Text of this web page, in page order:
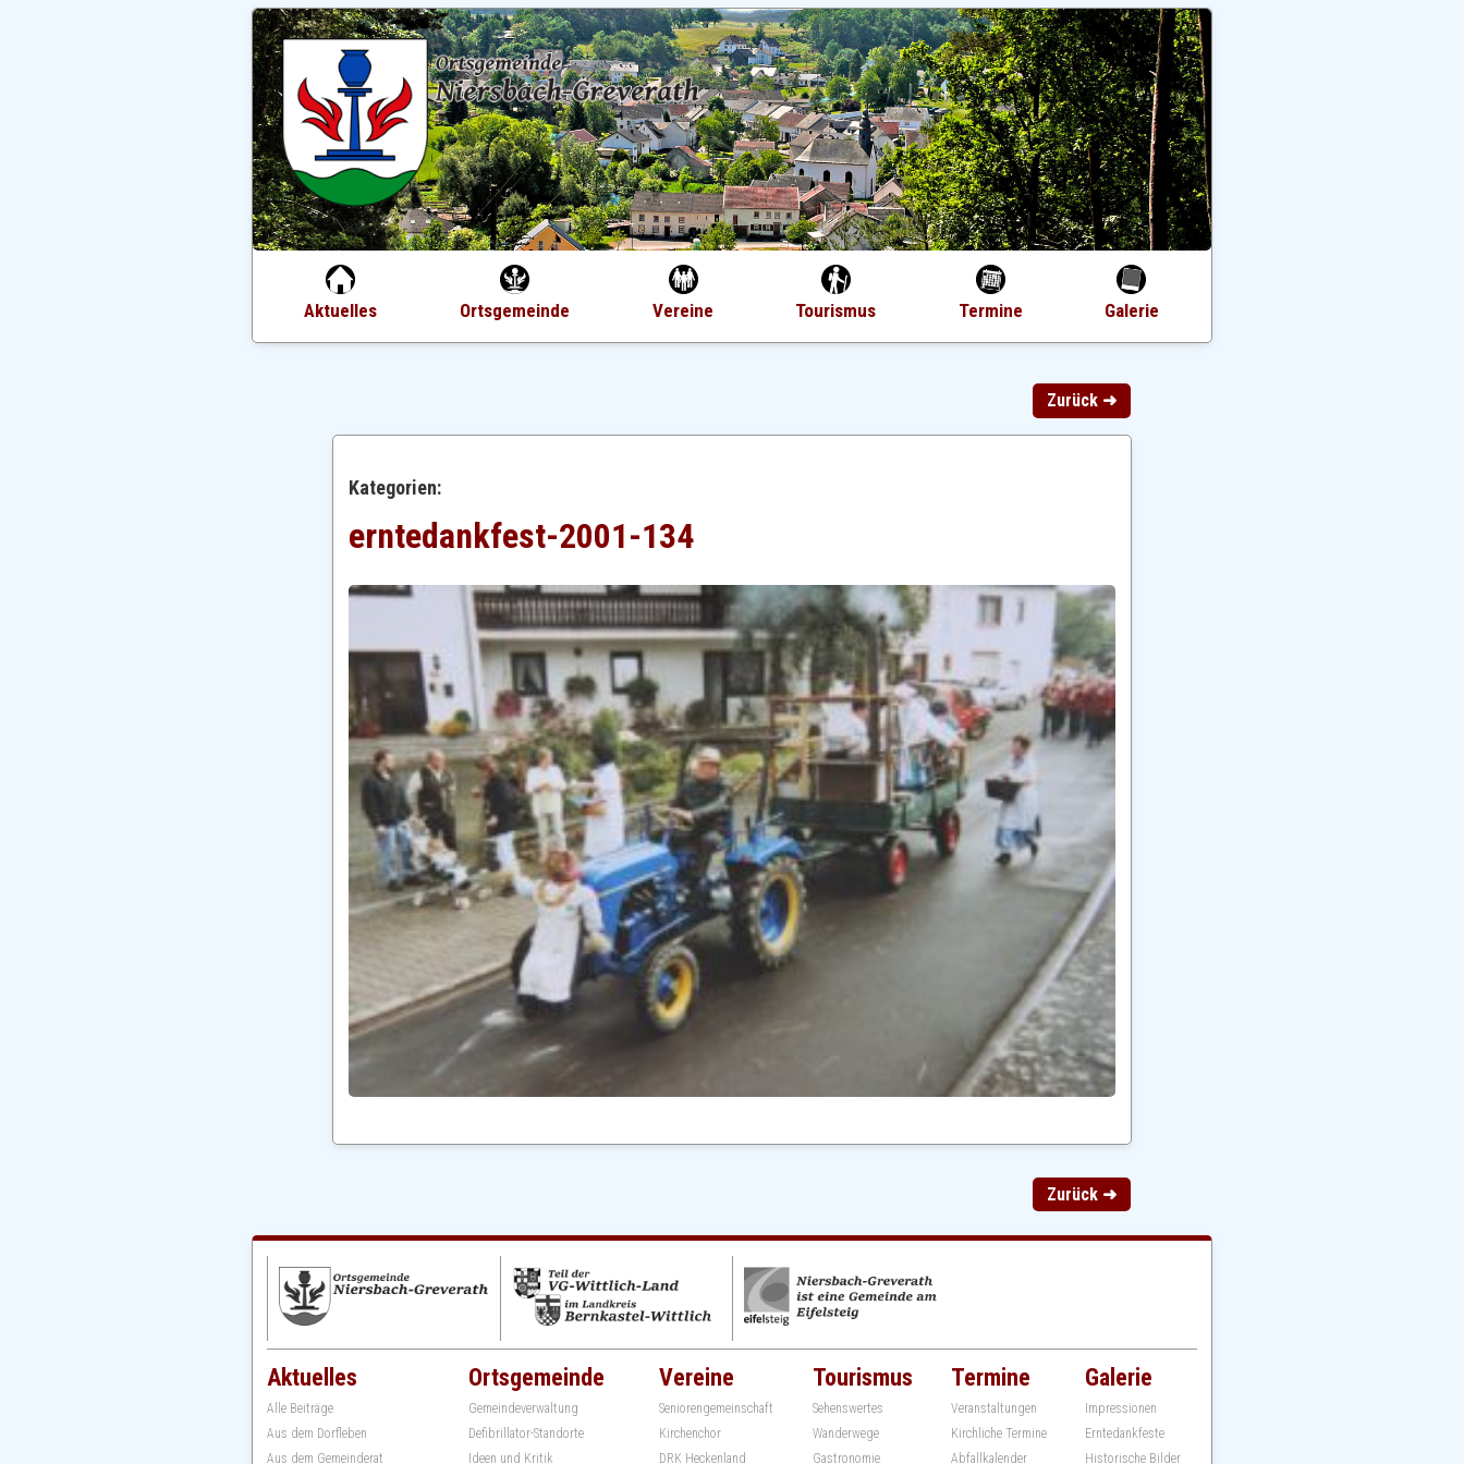
Aktuelles Ortsgemeinde Vereine Tourismus Termine Galerie
Zurück ➜
Kategorien:
erntedankfest-2001-134
Zurück ➜
Aktuelles
Alle Beiträge
Aus dem Dorfleben
Aus dem Gemeinderat
Ortsgemeinde
Gemeindeverwaltung
Defibrillator-Standorte
Ideen und Kritik
Vereine
Seniorengemeinschaft
Kirchenchor
DRK Heckenland
Tourismus
Sehenswertes
Wanderwege
Gastronomie
Termine
Veranstaltungen
Kirchliche Termine
Abfallkalender
Galerie
Impressionen
Erntedankfeste
Historische Bilder